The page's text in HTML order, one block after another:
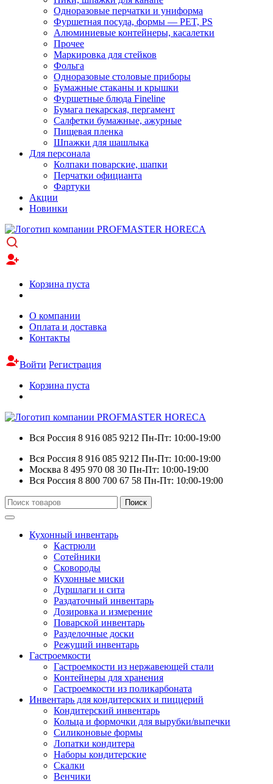
Одноразовые перчатки и униформа
Фуршетная посуда, формы — PET, PS
Алюминиевые контейнеры, касалетки
Прочее
Маркировка для стейков
Фольга
Одноразовые столовые приборы
Бумажные стаканы и крышки
Фуршетные блюда Fineline
Бумага пекарская, пергамент
Салфетки бумажные, ажурные
Пищевая пленка
Шпажки для шашлыка
Для персонала
Колпаки поварские, шапки
Перчатки официанта
Фартуки
Акции
Новинки
Корзина пуста
О компании
Оплата и доставка
Контакты
Войти Регистрация
Корзина пуста
Вся Россия 8 916 085 9212 Пн-Пт: 10:00-19:00
Вся Россия 8 916 085 9212 Пн-Пт: 10:00-19:00
Москва 8 495 970 08 30 Пн-Пт: 10:00-19:00
Вся Россия 8 800 700 67 58 Пн-Пт: 10:00-19:00
Искать:
Поиск
Кухонный инвентарь
Кастрюли
Сотейники
Сковороды
Кухонные миски
Дуршлаги и сита
Раздаточный инвентарь
Дозировка и измерение
Поварской инвентарь
Разделочные доски
Режущий инвентарь
Гастроемкости
Гастроемкости из нержавеющей стали
Контейнеры для хранения
Гастроемкости из поликарбоната
Инвентарь для кондитерских и пиццерий
Кондитерский инвентарь
Кольца и формочки для вырубки/выпечки
Силиконовые формы
Лопатки кондитера
Наборы кондитерские
Скалки
Венчики